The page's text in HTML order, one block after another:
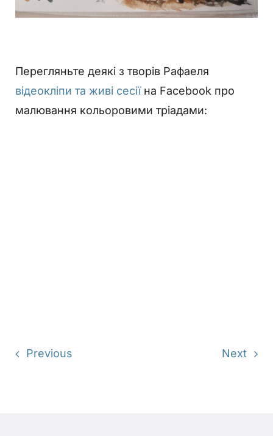
Перегляньте деякі з творів Рафаеля
відеокліпи та живі сесіїна Facebook про
малювання кольоровими тріадами:
Previous Next